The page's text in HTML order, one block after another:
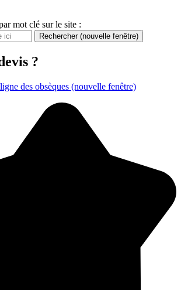
mot clé sur le site :
Rechercher (nouvelle fenêtre)
?
des obsèques (nouvelle fenêtre)